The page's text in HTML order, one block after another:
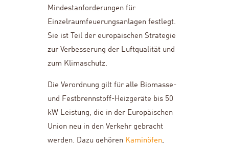
Mindestanforderungen für
Einzelraumfeuerungsanlagen festlegt.
Sie ist Teil der europäischen Strategie
zur Verbesserung der Luftqualität und
zum Klimaschutz.
Die Verordnung gilt für alle Biomasse-
und Festbrennstoff-Heizgeräte bis 50
kW Leistung, die in der Europäischen
Union neu in den Verkehr gebracht
werden. Dazu gehören Kaminöfen,